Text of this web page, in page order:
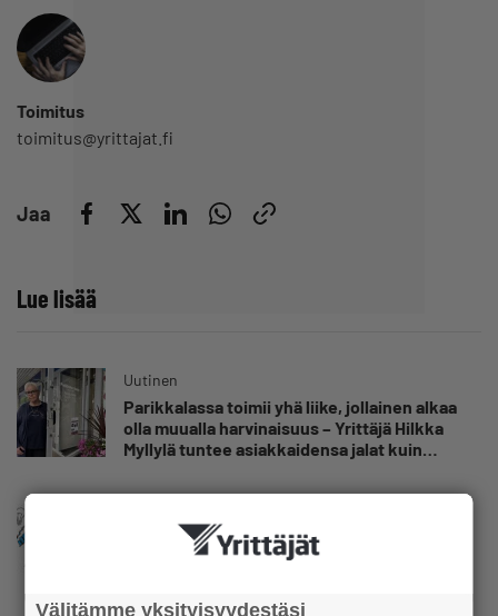
Toimitus
toimitus@yrittajat.fi
Jaa
Lue lisää
Uutinen
Parikkalassa toimii yhä liike, jollainen alkaa
olla muualla harvinaisuus – Yrittäjä Hilkka
Myllylä tuntee asiakkaidensa jalat kuin
Nämä yritykset nousivat AAA-luokkaan –
Välitämme yksityisyydestäsi